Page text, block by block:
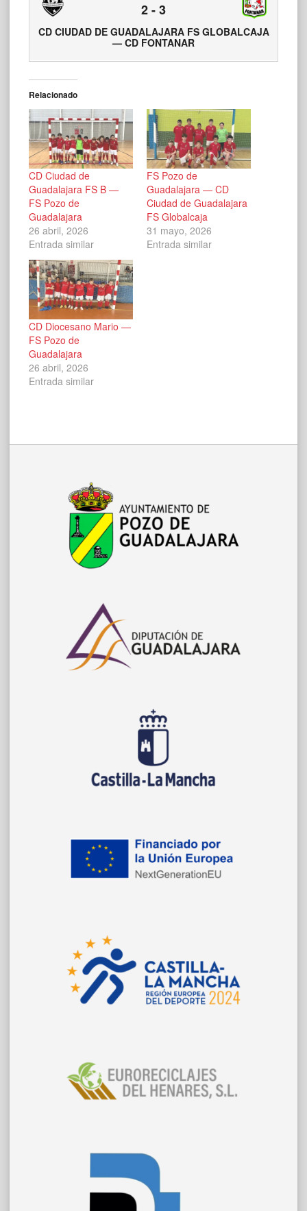
2-3
CD CIUDAD DE GUADALAJARA FS GLOBALCAJA
— CD FONTANAR
Relacionado
CD Ciudad de
Guadalajara FS B —
FS Pozo de
Guadalajara
26 abril, 2026
Entrada similar
FS Pozo de
Guadalajara — CD
Ciudad de Guadalajara
FS Globalcaja
31 mayo, 2026
Entrada similar
CD Diocesano Mario —
FS Pozo de
Guadalajara
26 abril, 2026
Entrada similar